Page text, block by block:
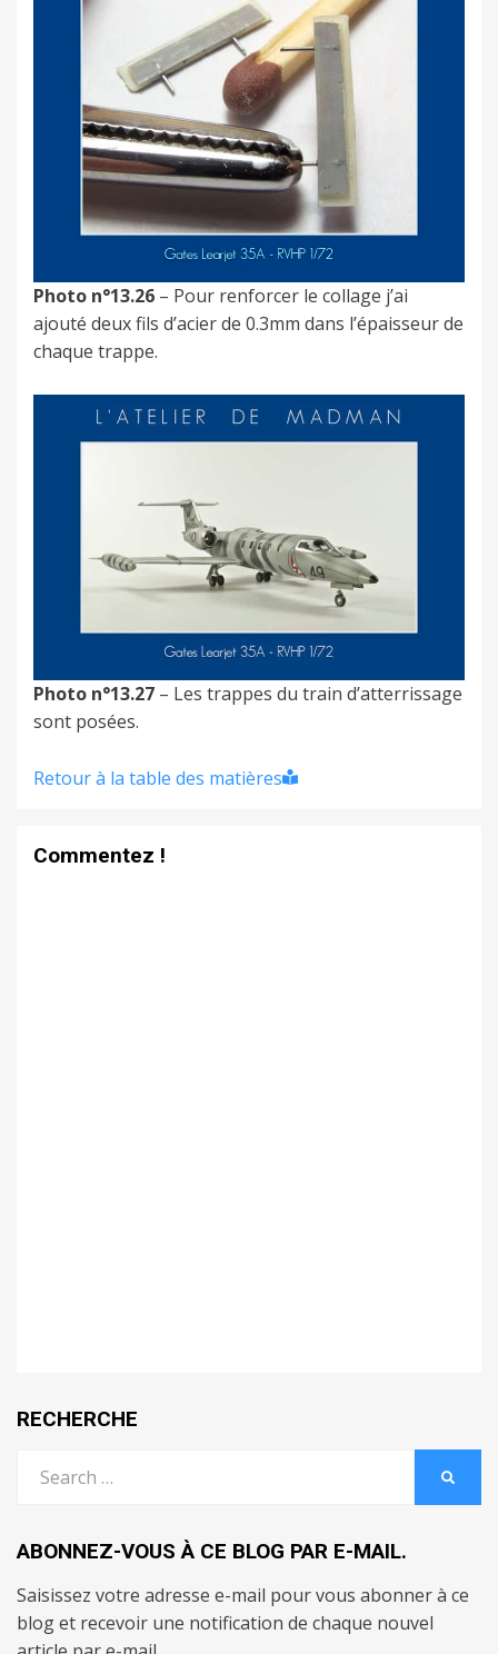
Photo n°13.26 – Pour renforcer le collage j’ai
ajouté deux fils d’acier de 0.3mm dans l’épaisseur de
chaque trappe.
Photo n°13.27 – Les trappes du train d’atterrissage
sont posées.
Retour à la table des matières
Commentez !
RECHERCHE
for:
ABONNEZ-VOUS À CE BLOG PAR E-MAIL.
Saisissez votre adresse e-mail pour vous abonner à ce
blog et recevoir une notification de chaque nouvel